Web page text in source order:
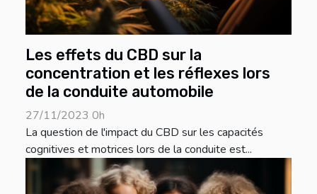
Les effets du CBD sur la
concentration et les réflexes lors
de la conduite automobile
27/11/2023 0h
La question de l'impact du CBD sur les capacités
cognitives et motrices lors de la conduite est...